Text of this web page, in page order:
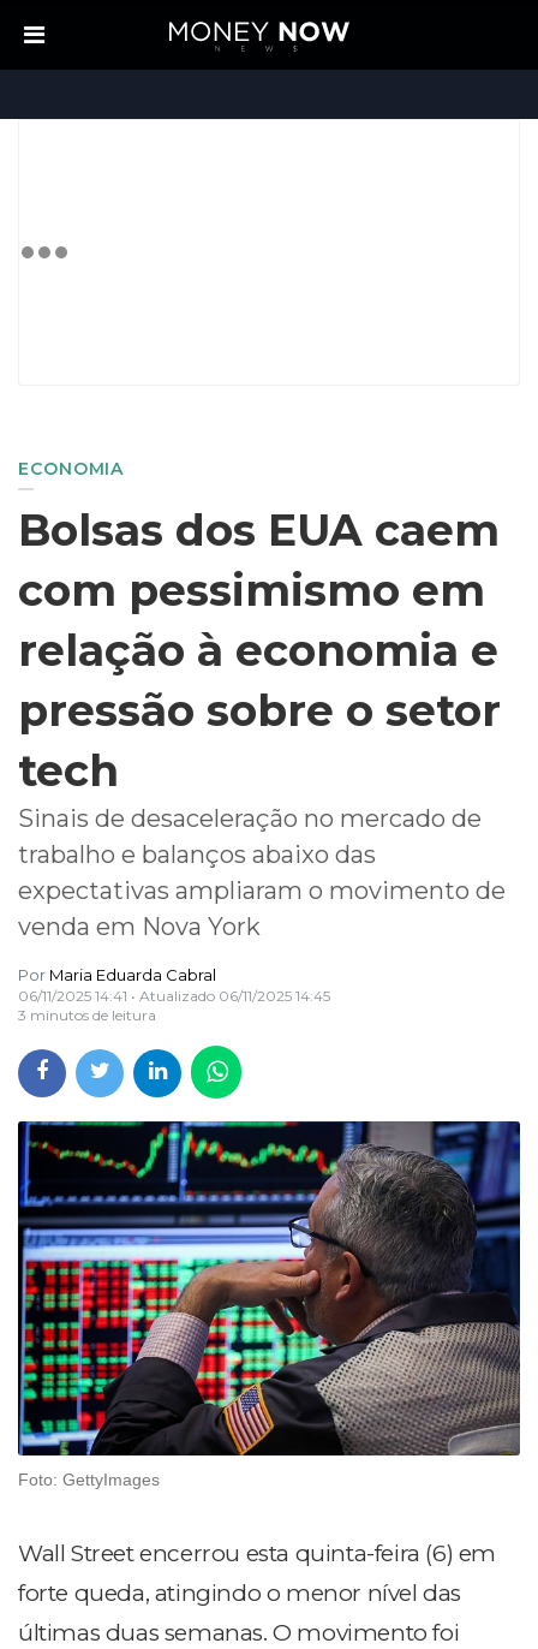
ECONOMIA
Bolsas dos EUA caem
com pessimismo em
relação à economia e
pressão sobre o setor
tech
Sinais de desaceleração no mercado de
trabalho e balanços abaixo das
expectativas ampliaram o movimento de
venda em Nova York
Por Maria Eduarda Cabral
06/11/2025 14:41 • Atualizado 06/11/2025 14:45
3 minutos de leitura
Foto: GettyImages
Wall Street encerrou esta quinta-feira (6) em
forte queda, atingindo o menor nível das
últimas duas semanas. O movimento foi